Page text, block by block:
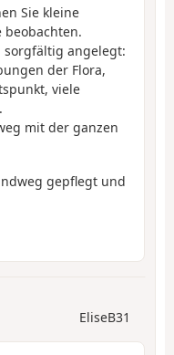
Sie kleine
angelegt:
der Flora,
viele
mit der ganzen
gepflegt und
EliseB31